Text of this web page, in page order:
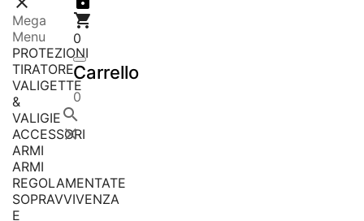
Mega
Menu
PROTEZIONI
TIRATORE
VALIGETTE
&
VALIGIE
ACCESSORI
ARMI
ARMI
REGOLAMENTATE
SOPRAVVIVENZA
E

0
Carrello
0

